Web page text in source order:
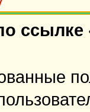
ссылке